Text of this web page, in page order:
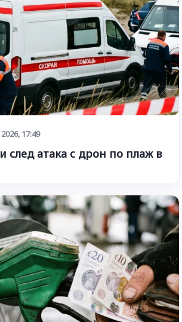
17:49
след атака с дрон по плаж в